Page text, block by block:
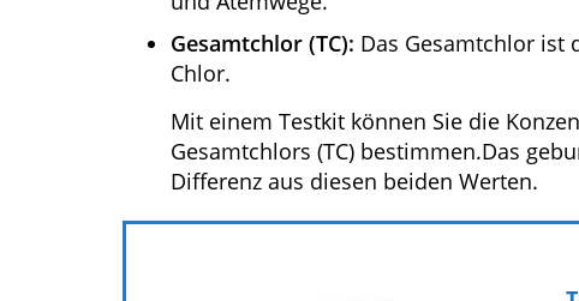
Gesamtchlor (TC): Das Gesamtchlor ist
Chlor.
Mit einem Testkit können Sie die
Gesamtchlors (TC) bestimmen.Das
Differenz aus diesen beiden Werten.